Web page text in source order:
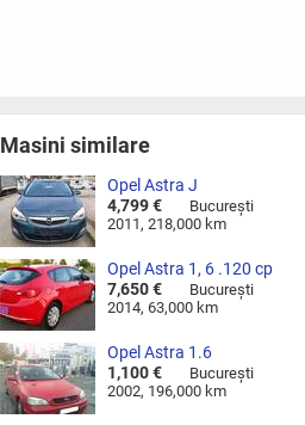
Masini similare
Opel Astra J
4,799 €
Bucureşti
2011, 218,000 km
Opel Astra 1, 6 .120 cp
7,650 €
Bucureşti
2014, 63,000 km
Opel Astra 1.6
1,100 €
Bucureşti
2002, 196,000 km